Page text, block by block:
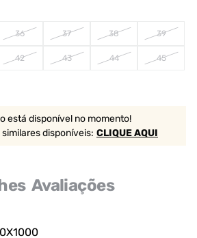
36 37 38 39
42 43 44 45
está disponível no momento!
disponíveis: CLIQUE AQUI
Avaliações